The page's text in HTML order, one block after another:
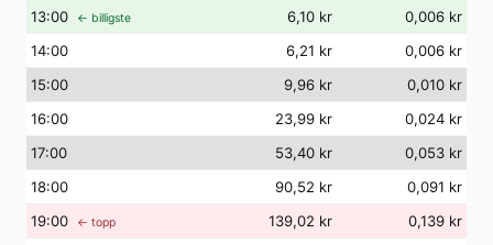
13:00 ← billigste 6,10 kr
0,006 kr
14:00 6,21 kr
0,006 kr
15:00 9,96 kr
0,010 kr
16:00 23,99 kr
0,024 kr
17:00 53,40 kr
0,053 kr
18:00 90,52 kr
0,091 kr
19:00 ← topp 139,02 kr
0,139 kr